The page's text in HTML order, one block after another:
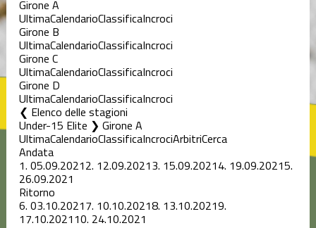
Girone A
UltimaCalendarioClassificaIncroci
Girone B
UltimaCalendarioClassificaIncroci
Girone C
UltimaCalendarioClassificaIncroci
Girone D
UltimaCalendarioClassificaIncroci
Elenco delle stagioni
Under-15 Elite ❯ Girone A
UltimaCalendarioClassificaIncrociArbitriCerca
Andata
1. 05.09.20212. 12.09.20213. 15.09.20214. 19.09.20215.
26.09.2021
Ritorno
6. 03.10.20217. 10.10.20218. 13.10.20219.
17.10.202110. 24.10.2021